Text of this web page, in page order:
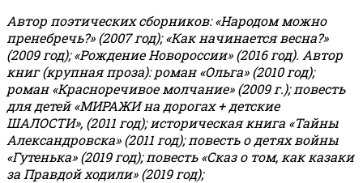
Автор поэтических сборников: «Народом можно
пренебречь?» (2007 год); «Как начинается весна?»
(2009 год); «Рождение Новороссии» (2016 год). Автор
книг (крупная проза): роман «Ольга» (2010 год);
роман «Красноречивое молчание» (2009 г.); повесть
для детей «МИРАЖИ на дорогах + детские
ШАЛОСТИ», (2011 год); историческая книга «Тайны
Александровска» (2011 год); повесть о детях войны
«Гутенька» (2019 год); повесть «Сказ о том, как казаки
за Правдой ходили» (2019 год);